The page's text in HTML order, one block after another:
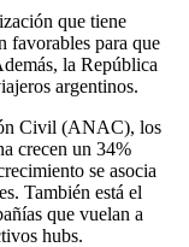
que tiene
favorables para que
la República
argentinos.
Civil (ANAC), los
crecen un 34%
se asocia
También está el
que vuelan a
hubs.